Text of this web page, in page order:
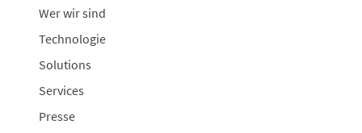
Wer wir sind
Technologie
Solutions
Services
Presse